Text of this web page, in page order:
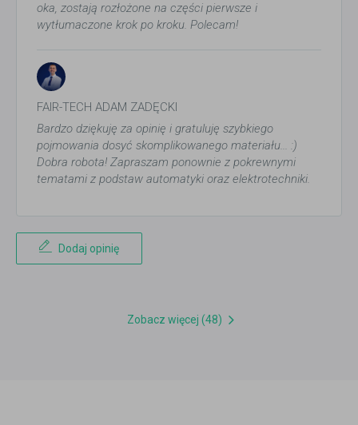
oka, zostają rozłożone na części pierwsze i
wytłumaczone krok po kroku. Polecam!
FAIR-TECH ADAM ZADĘCKI
Bardzo dziękuję za opinię i gratuluję szybkiego
pojmowania dosyć skomplikowanego materiału... :)
Dobra robota! Zapraszam ponownie z pokrewnymi
tematami z podstaw automatyki oraz elektrotechniki.
Dodaj opinię
Zobacz więcej (48)